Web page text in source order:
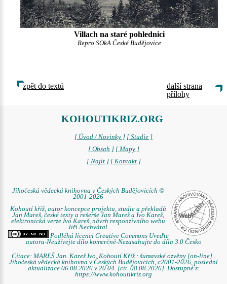
Villach na staré pohlednici
Repro SOkA České Budějovice
zpět do textů
další strana
přílohy
KOHOUTIKRIZ.ORG
[ Úvod / Novinky ] [ Studie ]
[ Obsah ] [ Mapy ]
[ Najít ] [ Kontakt ]
Jihočeská vědecká knihovna v Českých Budějovicích ©
2001-2026
Kohoutí kříž, autor koncepce projektu, studie a překladů
Jan Mareš, české texty a rešerše Jan Mareš a Ivo Kareš,
elektronická verze Ivo Kareš, návrh responzivního webu
Jiří Nechvátal.
Podléhá licenci Creative Commons Uveďte
autora-Neužívejte dílo komerčně-Nezasahujte do díla 3.0 Česko
Citace: MAREŠ Jan. Kareš Ivo. Kohoutí Kříž : šumavské ozvěny [on-line] .
Jihočeská vědecká knihovna v Českých Budějovicích, c2001-2026, poslední
aktualizace 06.08.2026 v 20.04. [cit. 08.08.2026]. Dostupné z:
https://www.kohoutikriz.org